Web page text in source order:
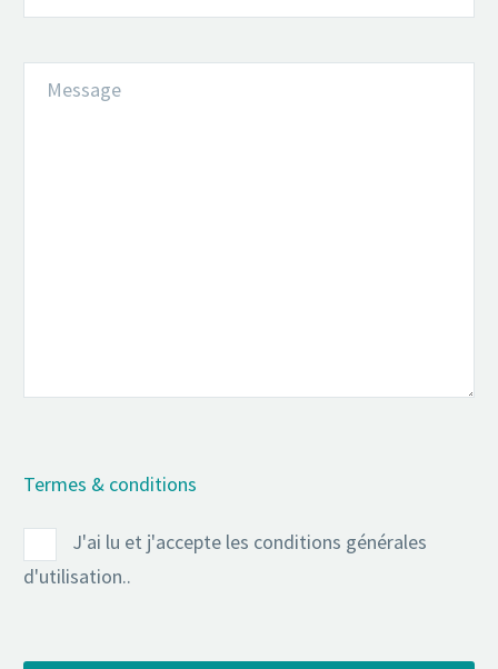
Termes & conditions
J'ai lu et j'accepte les conditions générales
d'utilisation..